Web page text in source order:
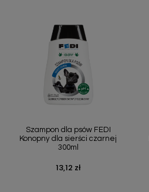
Szampon dla psów FEDI
Konopny dla sierści czarnej
300ml
Cena
13,12 zł